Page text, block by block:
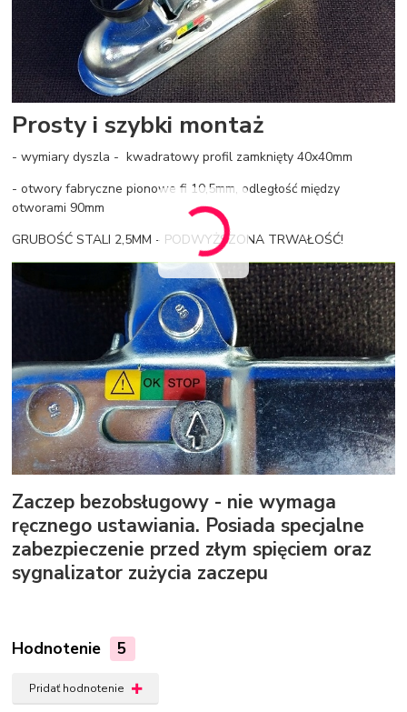
Prosty i szybki montaż
- wymiary dyszla - kwadratowy profil zamknięty 40x40mm
- otwory fabryczne pionowe fi 10,5mm, odległość między
otworami 90mm
GRUBOŚĆ STALI 2,5MM - PODWYŻSZONA TRWAŁOŚĆ!
Zaczep bezobsługowy - nie wymaga
ręcznego ustawiania. Posiada specjalne
zabezpieczenie przed złym spięciem oraz
sygnalizator zużycia zaczepu
Hodnotenie 5
Pridať hodnotenie